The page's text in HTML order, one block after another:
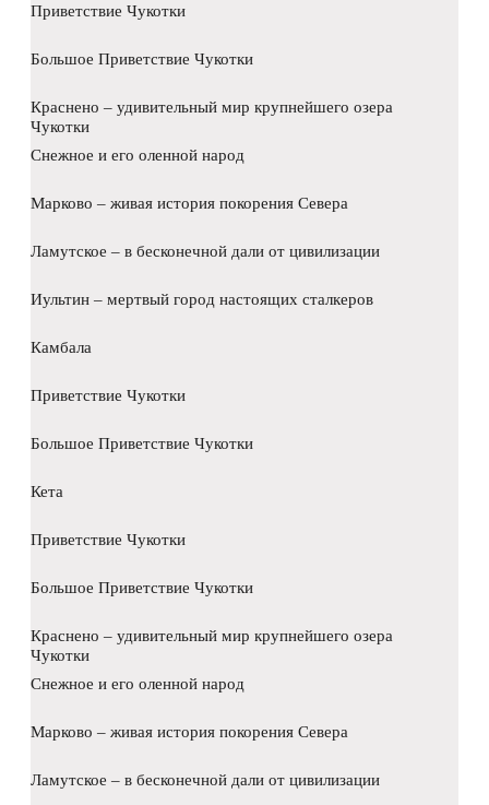
Приветствие Чукотки
Большое Приветствие Чукотки
Краснено – удивительный мир крупнейшего озера
Чукотки
Снежное и его оленной народ
Марково – живая история покорения Севера
Ламутское – в бесконечной дали от цивилизации
Иультин – мертвый город настоящих сталкеров
Камбала
Приветствие Чукотки
Большое Приветствие Чукотки
Кета
Приветствие Чукотки
Большое Приветствие Чукотки
Краснено – удивительный мир крупнейшего озера
Чукотки
Снежное и его оленной народ
Марково – живая история покорения Севера
Ламутское – в бесконечной дали от цивилизации